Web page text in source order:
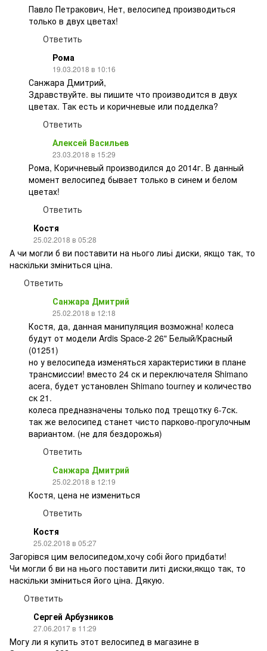
Павло Петракович, Нет, велосипед производиться
только в двух цветах!
Ответить
Рома
19.03.2018 в 10:16
Санжара Дмитрий,
Здравствуйте. вы пишите что производится в двух
цветах. Так есть и коричневые или подделка?
Ответить
Алексей Васильев
23.03.2018 в 15:29
Рома, Коричневый производился до 2014г. В данный
момент велосипед бывает только в синем и белом
цветах!
Ответить
Костя
25.02.2018 в 05:28
А чи могли б ви поставити на нього лиьі диски, якщо так, то
наскільки зміниться ціна.
Ответить
Санжара Дмитрий
25.02.2018 в 12:18
Костя, да, данная манипуляция возможна! колеса
будут от модели Ardis Space-2 26" Белый/Красный
(01251)
но у велосипеда изменяться характеристики в плане
трансмиссии! вместо 24 ск и переключателя Shimano
acera, будет установлен Shimano tourney и количество
ск 21.
колеса предназначены только под трещотку 6-7ск.
так же велосипед станет чисто парково-прогулочным
вариантом. (не для бездорожья)
Ответить
Санжара Дмитрий
25.02.2018 в 12:19
Костя, цена не измениться
Ответить
Костя
25.02.2018 в 05:27
Загорівся цим велосипедом,хочу собі його придбати!
Чи могли б ви на нього поставити литі диски,якщо так, то
наскільки зміниться його ціна. Дякую.
Ответить
Сергей Арбузников
27.06.2017 в 11:29
Могу ли я купить этот велосипед в магазине в